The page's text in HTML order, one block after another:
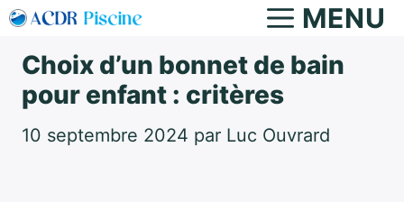
Aller
contenu
MENU
Choix d’un bonnet de bain
pour enfant : critères
10 septembre 2024 par Luc Ouvrard